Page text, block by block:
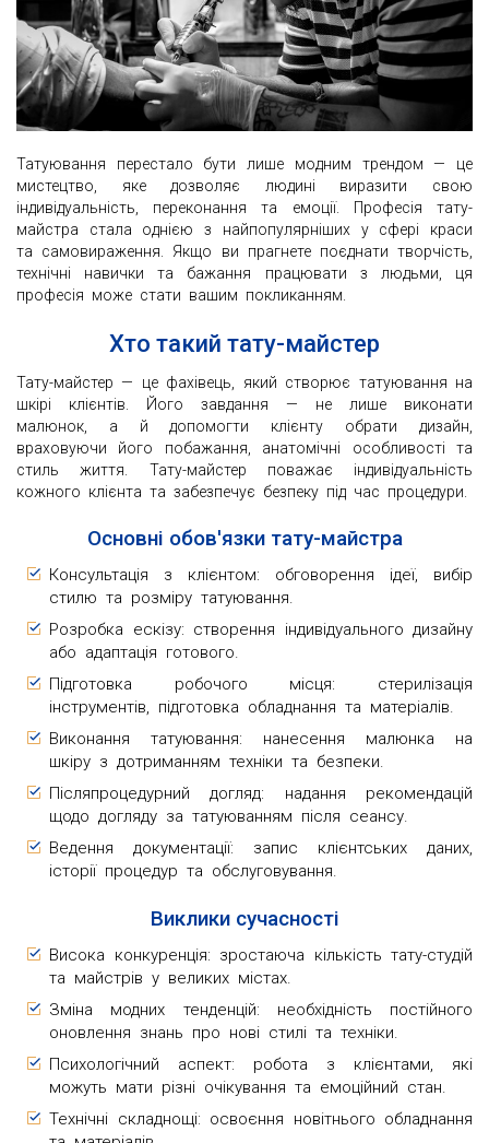
Татуювання перестало бути лише модним трендом — це
мистецтво, яке дозволяє людині виразити свою
індивідуальність, переконання та емоції. Професія тату-
майстра стала однією з найпопулярніших у сфері краси
та самовираження. Якщо ви прагнете поєднати творчість,
технічні навички та бажання працювати з людьми, ця
професія може стати вашим покликанням.
Хто такий тату-майстер
Тату-майстер — це фахівець, який створює татуювання на
шкірі клієнтів. Його завдання — не лише виконати
малюнок, а й допомогти клієнту обрати дизайн,
враховуючи його побажання, анатомічні особливості та
стиль життя. Тату-майстер поважає індивідуальність
кожного клієнта та забезпечує безпеку під час процедури.
Основні обов'язки тату-майстра
Консультація з клієнтом: обговорення ідеї, вибір
стилю та розміру татуювання.
Розробка ескізу: створення індивідуального дизайну
або адаптація готового.
Підготовка робочого місця: стерилізація
інструментів, підготовка обладнання та матеріалів.
Виконання татуювання: нанесення малюнка на
шкіру з дотриманням техніки та безпеки.
Післяпроцедурний догляд: надання рекомендацій
щодо догляду за татуюванням після сеансу.
Ведення документації: запис клієнтських даних,
історії процедур та обслуговування.
Виклики сучасності
Висока конкуренція: зростаюча кількість тату-студій
та майстрів у великих містах.
Зміна модних тенденцій: необхідність постійного
оновлення знань про нові стилі та техніки.
Психологічний аспект: робота з клієнтами, які
можуть мати різні очікування та емоційний стан.
Технічні складнощі: освоєння новітнього обладнання